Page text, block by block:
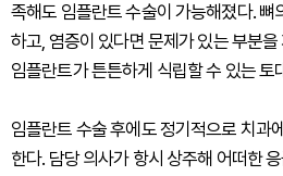
족해도 임플란트 수술이 가능해졌다. 뼈
하고, 염증이 있다면 문제가 있는 부분
임플란트가 튼튼하게 식립할 수 있는 토
임플란트 수술 후에도 정기적으로 치과
한다. 담당 의사가 항시 상주해 어떠한